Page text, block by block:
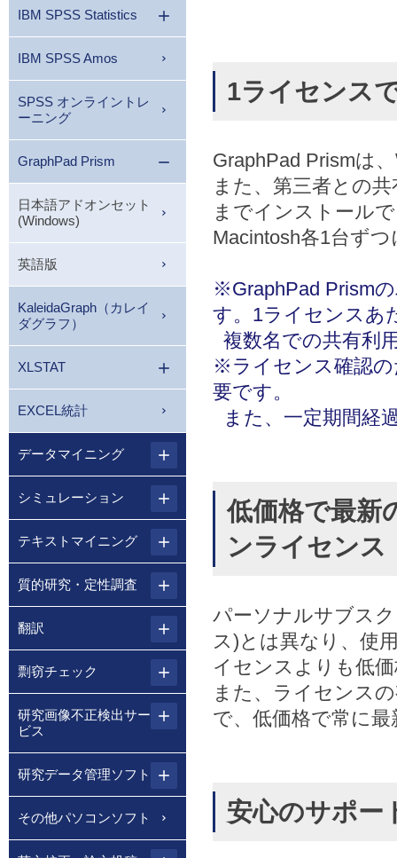
1ライセンス
GraphPad Prismは
また、第三者との
までインストール
Macintosh各1台ず
※GraphPad Prism
す。1ライセンスあ
複数名での共有利
※ライセンス確認の
要です。
また、一定期間経
低価格で最新
ンライセンス
パーソナルサブス
ス)とは異なり、使
イセンスよりも低
また、ライセンス
で、低価格で常に
安心のサポー
IBM SPSS Statistics
IBM SPSS Amos
SPSS オンライントレ
ーニング
GraphPad Prism
日本語アドオンセット
(Windows)
英語版
KaleidaGraph（カレイ
ダグラフ）
XLSTAT
EXCEL統計
データマイニング
シミュレーション
テキストマイニング
質的研究・定性調査
翻訳
剽窃チェック
研究画像不正検出サー
ビス
研究データ管理ソフト
その他パソコンソフト